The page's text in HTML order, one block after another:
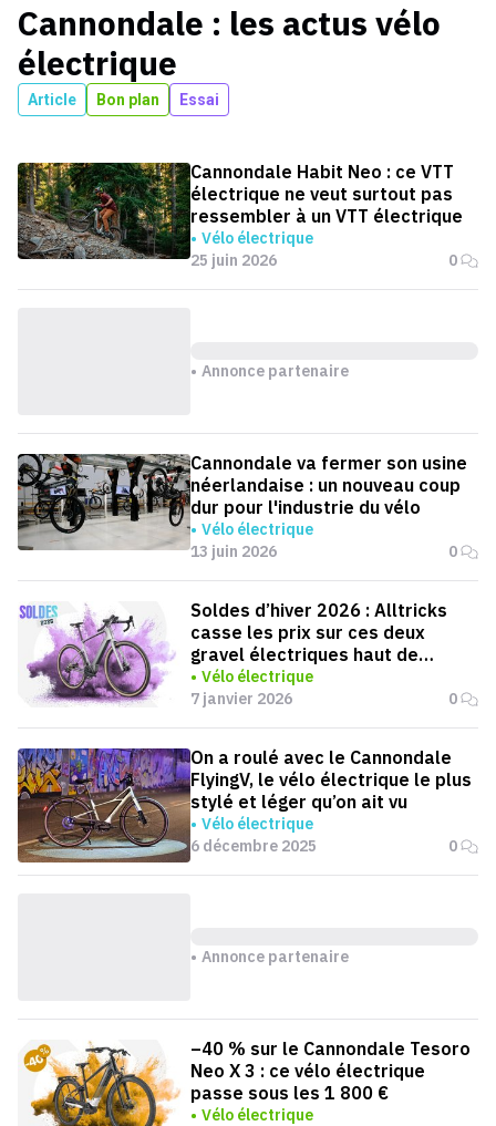
Cannondale : les actus vélo
électrique
Article Bon plan Essai
Cannondale Habit Neo : ce VTT
électrique ne veut surtout pas
ressembler à un VTT électrique
Vélo électrique
25 juin 2026
0
Annonce partenaire
Cannondale va fermer son usine
néerlandaise : un nouveau coup
dur pour l'industrie du vélo
Vélo électrique
13 juin 2026
0
Soldes d’hiver 2026 : Alltricks
casse les prix sur ces deux
gravel électriques haut de
gamme
Vélo électrique
7 janvier 2026
0
On a roulé avec le Cannondale
FlyingV, le vélo électrique le plus
stylé et léger qu’on ait vu
Vélo électrique
6 décembre 2025
0
Annonce partenaire
–40 % sur le Cannondale Tesoro
Neo X 3 : ce vélo électrique
passe sous les 1 800 €
Vélo électrique